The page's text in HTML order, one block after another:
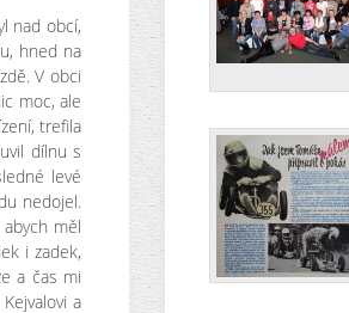
nad obcí,
hned na
V obci
moc, ale
trefila
dílnu s
levé
nedojel.
měl
i zadek,
a čas mi
a